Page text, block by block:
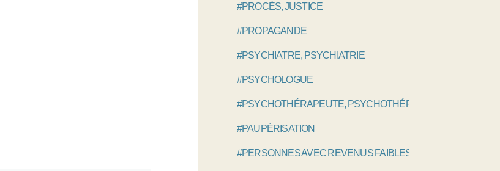
#PROCÈS, JUSTICE
#PROPAGANDE
#PSYCHIATRE, PSYCHIATRIE
#PSYCHOLOGUE
#PSYCHOTHÉRAPEUTE, PSYCHOTHÉRAPIE
#PAUPÉRISATION
#PERSONNES AVEC REVENUS FAIBLES